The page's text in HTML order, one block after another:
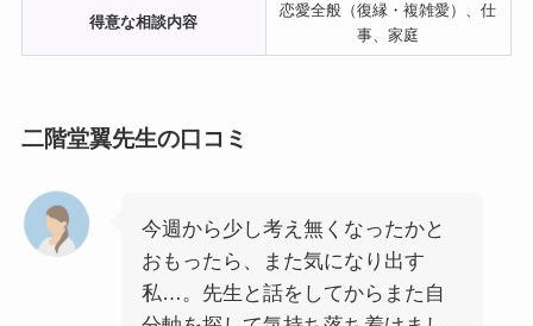
得意な相談内容
恋愛全般（復縁・複雑愛）、仕
事、家庭
二階堂翼先生の口コミ
今週から少し考え無くなったかと
おもったら、また気になり出す
私…。先生と話をしてからまた自